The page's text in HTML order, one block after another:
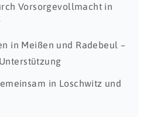
Vorsorgevollmacht in
in Meißen und Radebeul –
in Loschwitz und